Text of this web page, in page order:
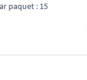
paquet : 15